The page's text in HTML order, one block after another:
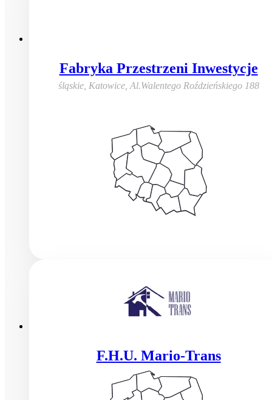
Fabryka Przestrzeni Inwestycje
śląskie, Katowice, Al.Walentego Roździeńskiego 188
F.H.U. Mario-Trans